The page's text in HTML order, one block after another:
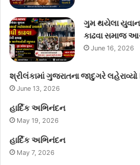
ગુમ થયેલા યુવાન
કાઢવા સમાજ
June 16, 2026
શ્રીલંકામાં ગુજરાતના જાદુગરે
June 13, 2026
હાર્દિક અભિનંદન
May 19, 2026
હાર્દિક અભિનંદન
May 7, 2026